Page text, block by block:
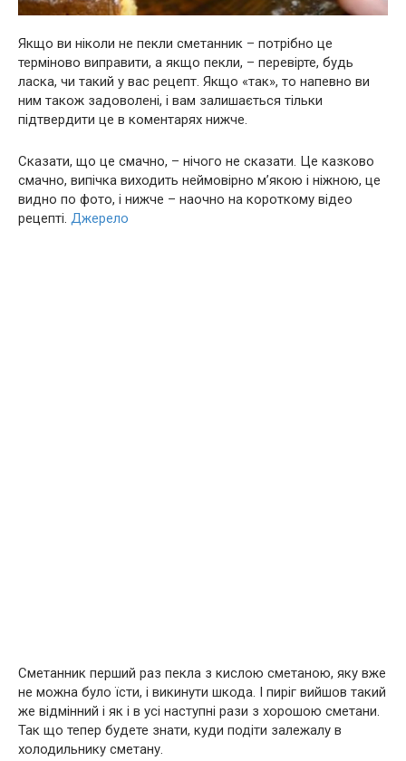
Якщо ви ніколи не пекли сметанник – потрібно це
терміново виправити, а якщо пекли, – перевірте, будь
ласка, чи такий у вас рецепт. Якщо «так», то напевно ви
ним також задоволені, і вам залишається тільки
підтвердити це в коментарях нижче.
Сказати, що це смачно, – нічого не сказати. Це казково
смачно, випічка виходить неймовірно м’якою і ніжною, це
видно по фото, і нижче – наочно на короткому відео
рецепті. Джерело
Сметанник перший раз пекла з кислою сметаною, яку вже
не можна було їсти, і викинути шкода. І пиріг вийшов такий
же відмінний і як і в усі наступні рази з хорошою сметани.
Так що тепер будете знати, куди подіти залежалу в
холодильнику сметану.